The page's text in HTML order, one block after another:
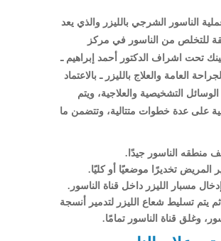
الناسور الشرجي بالليزر والذي يعد
للتخلص من الناسور في مركز
تحت اشراف الدكتور أحمد إبراهيم ـ
العامة والعلاج بالليزر ـ بالاعتماد
التشخيصية والعلاجية، ويتم
على عدة خطوات متتالية، وتتضمن ما
منطقه الناسور جيدًا.
المريض تخديرًا موضعيًا أو كليًا.
مسبار الليزر داخل قناة الناسور.
يتم تسليط شعاع الليزر لتدمير أنسجة
وغلق قناة الناسور تمامًا.